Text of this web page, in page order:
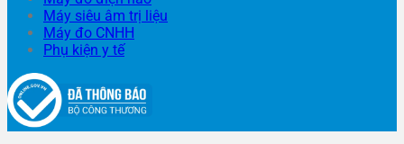
Máy siêu âm trị liệu
Máy đo CNHH
Phụ kiện y tế